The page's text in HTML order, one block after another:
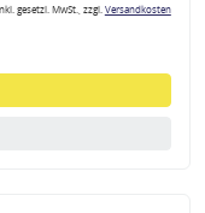
gesetzl. MwSt., zzgl.Versandkosten